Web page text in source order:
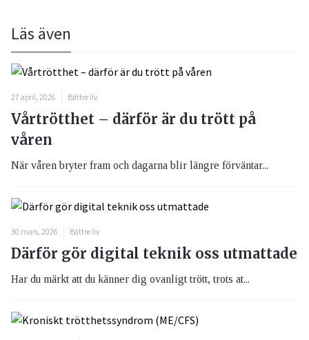
Läs även
27 april, 2026 Bättre liv
Vårtrötthet – därför är du trött på
våren
När våren bryter fram och dagarna blir längre förväntar...
30 mars, 2026 Bättre liv
Därför gör digital teknik oss utmattade
Har du märkt att du känner dig ovanligt trött, trots at...